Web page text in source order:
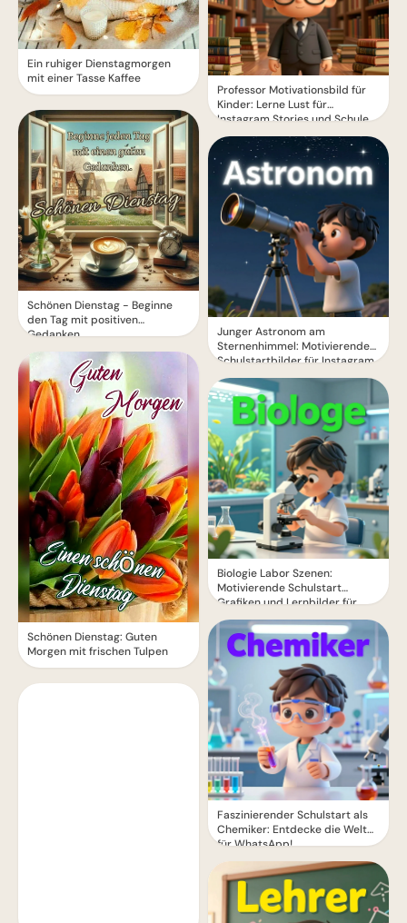
Ein ruhiger Dienstagmorgen
mit einer Tasse Kaffee
Schönen Dienstag - Beginne
den Tag mit positiven
Gedanken
Schönen Dienstag: Guten
Morgen mit frischen Tulpen
Professor Motivationsbild für
Kinder: Lerne Lust für
Instagram Stories und Schule
Junger Astronom am
Sternenhimmel: Motivierende
Schulstartbilder für Instagram
und Träume
Biologie Labor Szenen:
Motivierende Schulstart
Grafiken und Lernbilder für
YouTube
Faszinierender Schulstart als
Chemiker: Entdecke die Welt
für WhatsApp!